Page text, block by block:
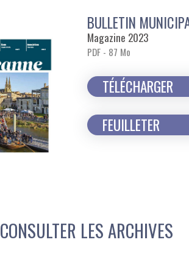
BULLETIN
Magazine 2023
PDF - 87 Mo
TÉLÉCHARGER
FEUILLETER
CONSULTER LES ARCHIVES